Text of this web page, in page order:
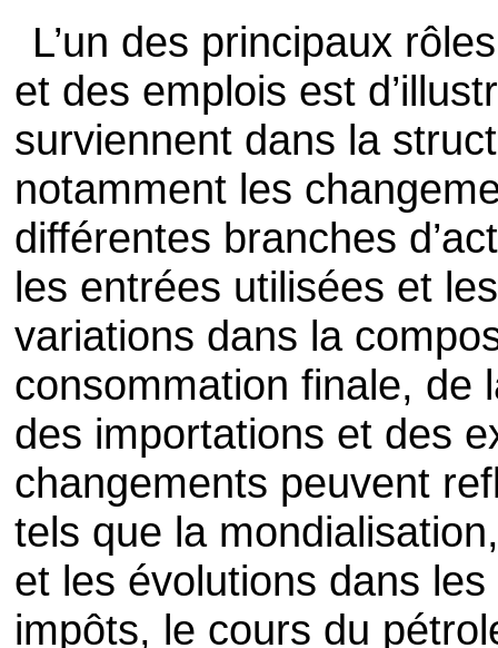
L’un des principaux
et des emplois est
surviennent dans la
notamment les
différentes branches
les entrées utilisées et
variations dans la
consommation finale, de
des importations et des
changements peuvent
tels que la
et les évolutions dans
impôts, le cours du